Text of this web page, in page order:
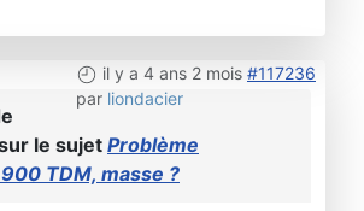
il y a 4 ans 2 mois #117236
par liondacier
le sujet Problème
TDM, masse ?